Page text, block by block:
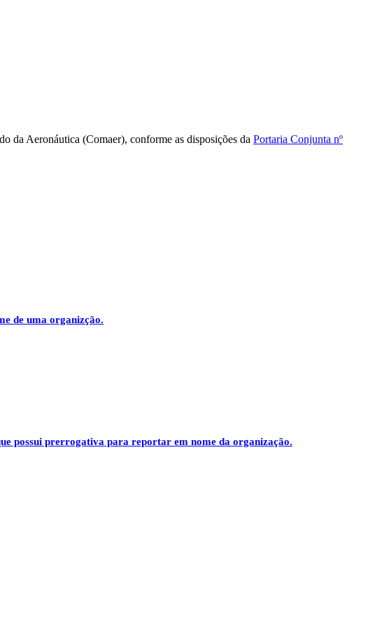
da Aeronáutica (Comaer), conforme as disposições da Portaria Conjunta nº
de uma organizção.
possui prerrogativa para reportar em nome da organização.